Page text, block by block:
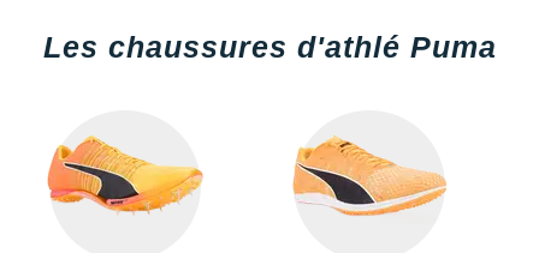
Les chaussures d'athlé Puma
Patagonia
Polar
Puma